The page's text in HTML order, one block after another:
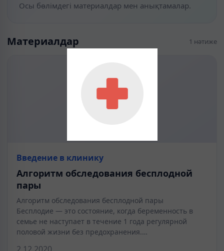
Осы бөлімдегі материалдар мен анықтамалар.
Материалдар 1 нәтиже
Введение в клинику
Алгоритм обследования бесплодной
пары
Алгоритм обследования бесплодной пары
Бесплодие — это состояние, когда беременность в
семье не наступает в течение 1 года регулярной
половой жизни без предохранения.…